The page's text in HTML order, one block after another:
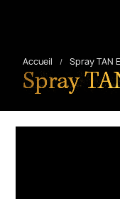
Accueil Spray TAN
Spray